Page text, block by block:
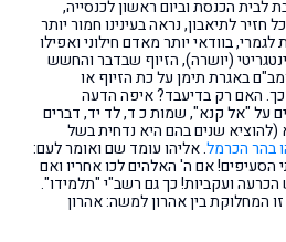
לבית הכנסת וביום ראשון לכנסייה,
לתיאבון, נראה בעינינו חמור יותר
בוודאי יותר מאדם חילוני ואפילו
(יושרה), הזיוף שבדבר והחשש
באגרת תימן על כת הזיוף או
האם רק בדיעבד? איפה הדעה
על "אל קנא", שמות כ ד, לד יד, דברים
שנים בהם היא נדחית בשל
בהר הכרמל. אליהו עומד שם ואומר לעם:
אם ה' האלהים לכו אחריו ואם
הכרעה ועקביות! כך גם רשב"י "תלמידו".
המחלוקת בין אהרון למשה: אהרון